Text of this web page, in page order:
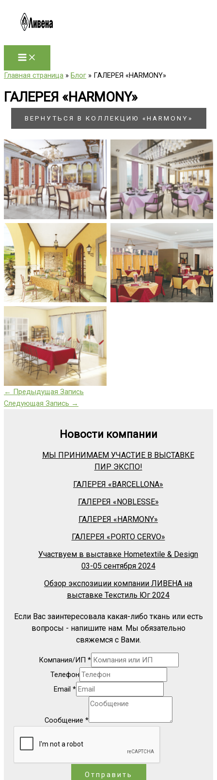
содержимому
Главная страница » Блог » ГАЛЕРЕЯ «HARMONY»
ГАЛЕРЕЯ «HARMONY»
ВЕРНУТЬСЯ В КОЛЛЕКЦИЮ «HARMONY»
← Предыдущая Запись
Следующая Запись →
Новости компании
МЫ ПРИНИМАЕМ УЧАСТИЕ В ВЫСТАВКЕ
ПИР ЭКСПО!
ГАЛЕРЕЯ «BARСELLONA»
ГАЛЕРЕЯ «NOBLESSE»
ГАЛЕРЕЯ «HARMONY»
ГАЛЕРЕЯ «PORTO CERVO»
Участвуем в выставке Hometextile & Design
03-05 сентября 2024
Обзор экспозиции компании ЛИВЕНА на
выставке Текстиль Юг 2024
Если Вас заинтересовала какая-либо ткань или есть
вопросы - напишите нам. Мы обязательно
свяжемся с Вами.
Компания/ИП *
Телефон
Email *
Сообщение *
Отправить